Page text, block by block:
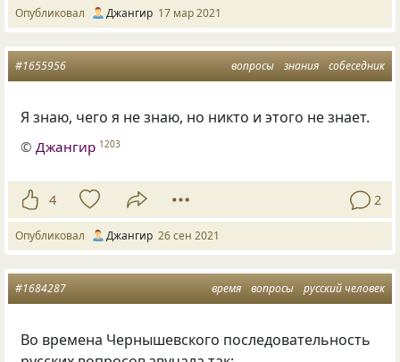
Опубликовал Джангир 17 мар 2021
вопросы знания собеседник
#1655956
Я знаю, чего я не знаю, но никто и этого не знает.
© Джангир 1203
4 2
Опубликовал Джангир 26 сен 2021
время вопросы русский человек
#1684287
Во времена Чернышевского последовательность